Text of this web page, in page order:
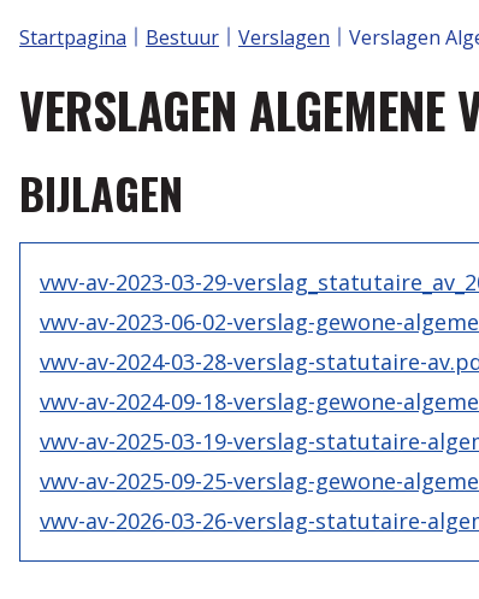
Startpagina Bestuur Verslagen Verslagen
VERSLAGEN ALGEMENE
BIJLAGEN
vwv-av-2023-03-29-
vwv-av-2023-06-02-verslag-gewone-
vwv-av-2024-03-28-verslag-statutaire-
vwv-av-2024-09-18-verslag-gewone-
vwv-av-2025-03-19-verslag-statutaire-
vwv-av-2025-09-25-verslag-gewone-
vwv-av-2026-03-26-verslag-statutaire-